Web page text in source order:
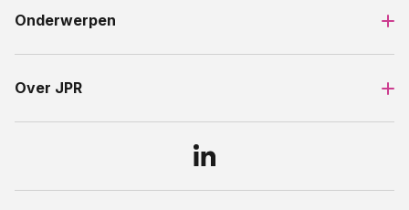
Onderwerpen
Over JPR